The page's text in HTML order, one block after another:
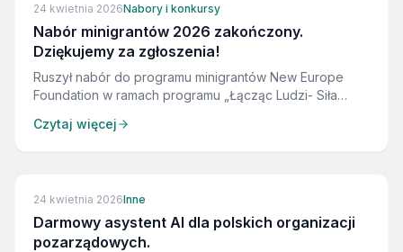
24 kwietnia 2026Nabory i konkursy
Nabór minigrantów 2026 zakończony.
Dziękujemy za zgłoszenia!
Ruszył nabór do programu minigrantów New Europe
Foundation w ramach programu „Łącząc Ludzi- Siła
Czytaj więcej
24 kwietnia 2026Inne
Darmowy asystent AI dla polskich organizacji
pozarządowych.